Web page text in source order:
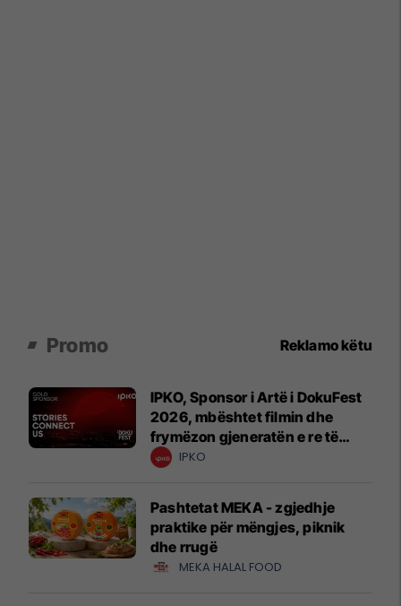
Promo Reklamo këtu
IPKO, Sponsor i Artë i DokuFest
2026, mbështet filmin dhe
frymëzon gjeneratën e re të
krijuesve
IPKO
Pashtetat MEKA - zgjedhje
praktike për mëngjes, piknik
dhe rrugë
MEKA HALAL FOOD